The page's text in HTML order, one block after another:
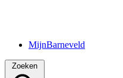
MijnBarneveld
Zoeken